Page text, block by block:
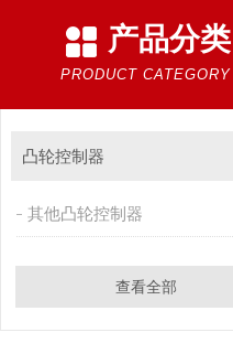
产品分类
PRODUCT CATEGORY
凸轮控制器
其他凸轮控制器
查看全部